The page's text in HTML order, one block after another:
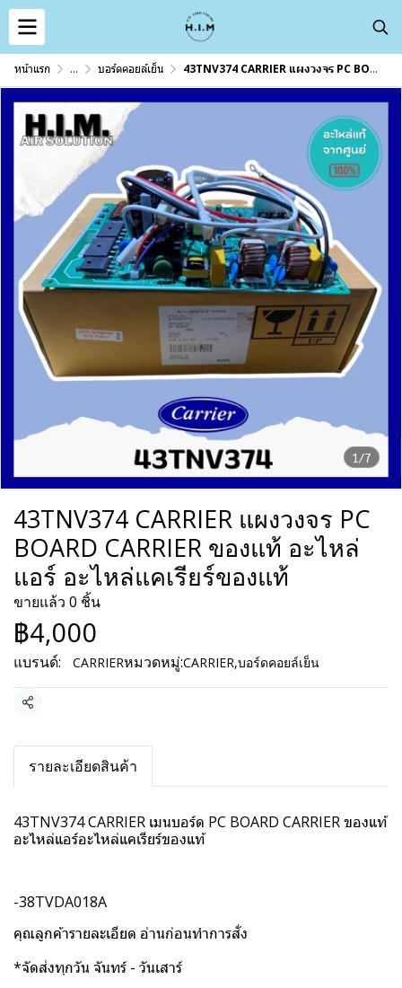
หน้าแรก ... บอร์ดคอยล์เย็น 43TNV374 CARRIER แผงวงจร PC BOARD CARRIER ของแท้ อะไหล่แอร์ อะไหล่แคเรียร์ของแท้
1/7
43TNV374 CARRIER แผงวงจร PC
BOARD CARRIER ของแท้ อะไหล่
แอร์ อะไหล่แคเรียร์ของแท้
ขายแล้ว 0 ชิ้น
฿4,000
แบรนด์: CARRIERหมวดหมู่:CARRIER,บอร์ดคอยล์เย็น
แชร์
รายละเอียดสินค้า
43TNV374 CARRIER เมนบอร์ด PC BOARD CARRIER ของแท้
อะไหล่แอร์อะไหล่แคเรียร์ของแท้
-38TVDA018A
คุณลูกค้ารายละเอียด อ่านก่อนทำการสั่ง
*จัดส่งทุกวัน จันทร์ - วันเสาร์